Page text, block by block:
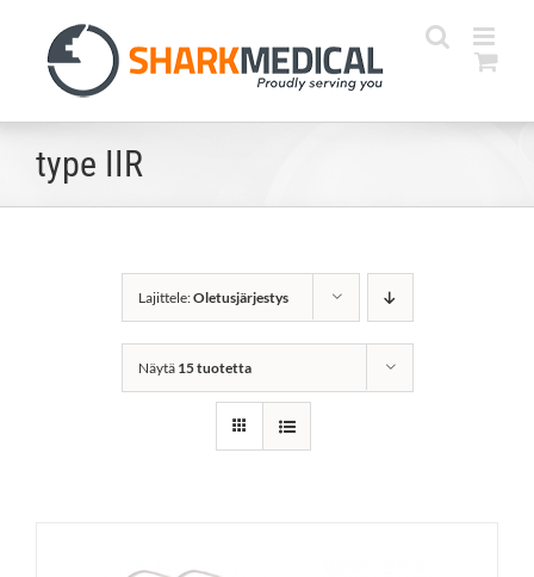
content
type IIR
Lajittele:Oletusjärjestys
Näytä 15 tuotetta